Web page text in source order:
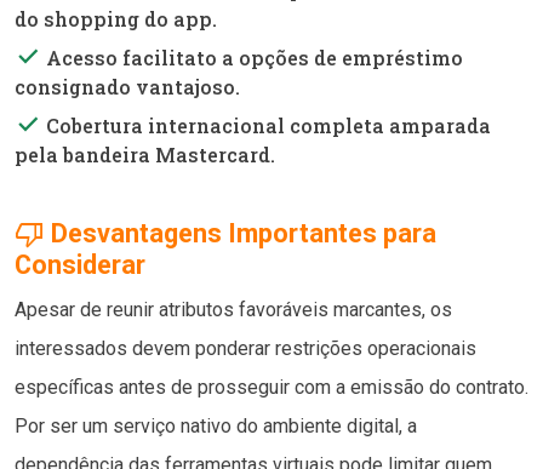
do shopping do app.
done Acesso facilitato a opções de empréstimo
consignado vantajoso.
done Cobertura internacional completa amparada
pela bandeira Mastercard.
thumb_down Desvantagens Importantes para
Considerar
Apesar de reunir atributos favoráveis marcantes, os
interessados devem ponderar restrições operacionais
específicas antes de prosseguir com a emissão do contrato.
Por ser um serviço nativo do ambiente digital, a